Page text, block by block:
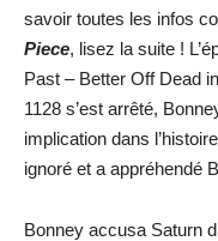
savoir toutes les infos
Piece, lisez la suite !
Past – Better Off Dead
1128 s’est arrêté,
implication dans
ignoré et a appréhendé
Bonney accusa Saturn